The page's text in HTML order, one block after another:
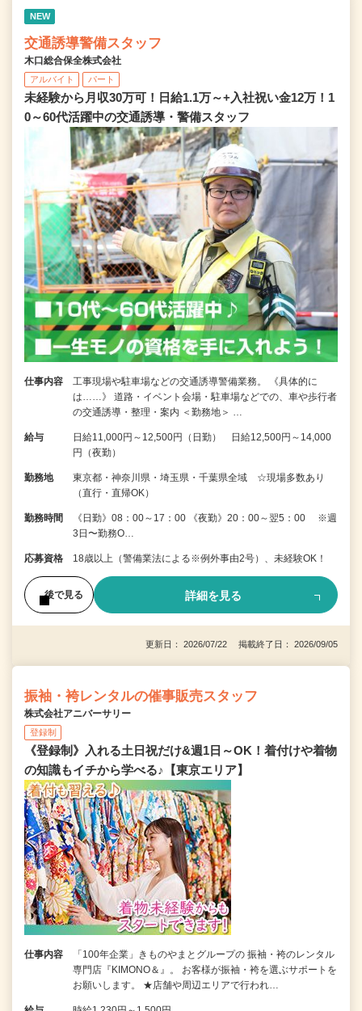
NEW
交通誘導警備スタッフ
木口総合保全株式会社
アルバイト パート
未経験から月収30万可！日給1.1万～+入社祝い金12万！1
0～60代活躍中の交通誘導・警備スタッフ
仕事内容
工事現場や駐車場などの交通誘導警備業務。 《具体的に
は……》 道路・イベント会場・駐車場などでの、車や歩行者
の交通誘導・整理・案内 ＜勤務地＞ …
給与
日給11,000円～12,500円（日勤） 日給12,500円～14,000
円（夜勤）
勤務地
東京都・神奈川県・埼玉県・千葉県全域 ☆現場多数あり
（直行・直帰OK）
勤務時間
《日勤》08：00～17：00 《夜勤》20：00～翌5：00 ※週
3日〜勤務O…
応募資格 18歳以上（警備業法による※例外事由2号）、未経験OK！
後で見る 詳細を見る
更新日： 2026/07/22 掲載終了日： 2026/09/05
振袖・袴レンタルの催事販売スタッフ
株式会社アニバーサリー
登録制
《登録制》入れる土日祝だけ&週1日～OK！着付けや着物
の知識もイチから学べる♪【東京エリア】
仕事内容
「100年企業」きものやまとグループの 振袖・袴のレンタル
専門店『KIMONO＆』。 お客様が振袖・袴を選ぶサポートを
お願いします。 ★店舗や周辺エリアで行われ…